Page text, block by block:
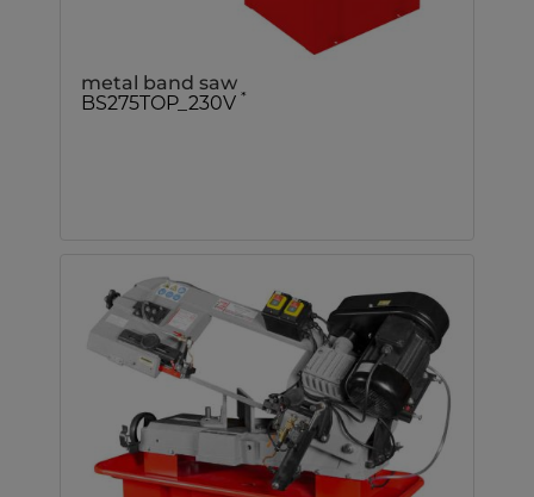
metal band saw
BS275TOP_230V *